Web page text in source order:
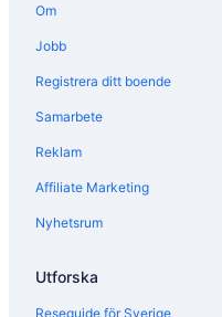
ö
C
o
t
F
a
t
Om
Jobb
Registrera ditt boende
Samarbete
Reklam
Affiliate Marketing
Nyhetsrum
Utforska
Reseguide för Sverige